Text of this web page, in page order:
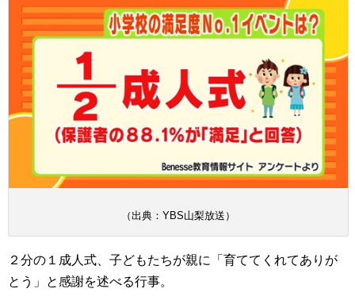
（出典：YBS山梨放送）
２分の１成人式、子どもたちが親に「育ててくれてありが
とう」と感謝を述べる行事。